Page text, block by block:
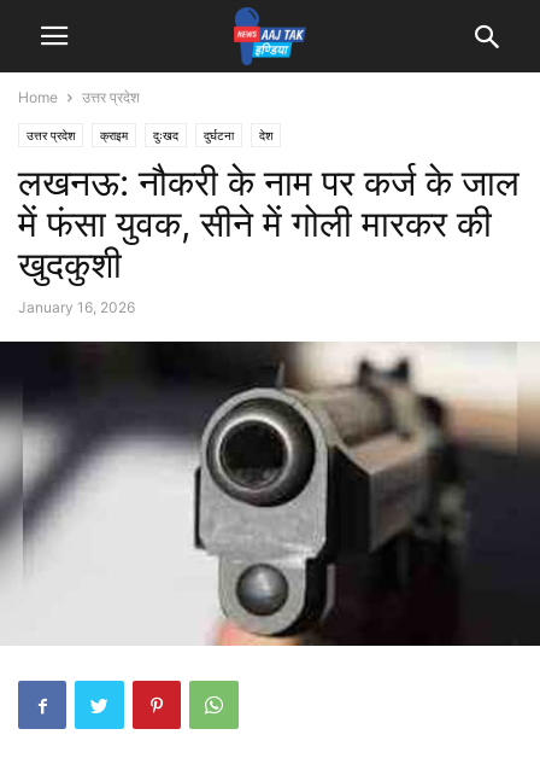
Home उत्तर प्रदेश
उत्तर प्रदेश क्राइम दुःखद दुर्घटना देश
लखनऊ: नौकरी के नाम पर कर्ज के जाल
में फंसा युवक, सीने में गोली मारकर की
खुदकुशी
January 16, 2026